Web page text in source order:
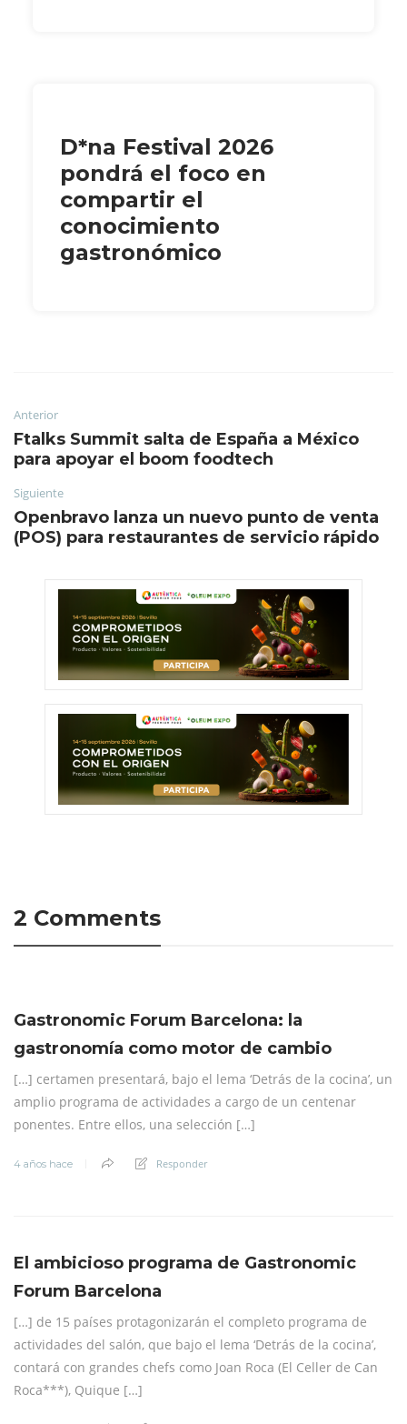
D*na Festival 2026
pondrá el foco en
compartir el
conocimiento
gastronómico
Anterior
Ftalks Summit salta de España a México
para apoyar el boom foodtech
Siguiente
Openbravo lanza un nuevo punto de venta
(POS) para restaurantes de servicio rápido
2 Comments
Gastronomic Forum Barcelona: la
gastronomía como motor de cambio
[…] certamen presentará, bajo el lema ‘Detrás de la cocina’, un
amplio programa de actividades a cargo de un centenar
ponentes. Entre ellos, una selección […]
4 años hace Responder
El ambicioso programa de Gastronomic
Forum Barcelona
[…] de 15 países protagonizarán el completo programa de
actividades del salón, que bajo el lema ‘Detrás de la cocina’,
contará con grandes chefs como Joan Roca (El Celler de Can
Roca***), Quique […]